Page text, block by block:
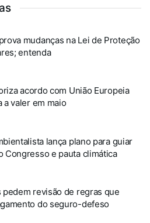
mudanças na Lei de Proteção
entenda
acordo com União Europeia
a valer em maio
lança plano para guiar
Congresso e pauta climática
pedem revisão de regras que
do seguro-defeso